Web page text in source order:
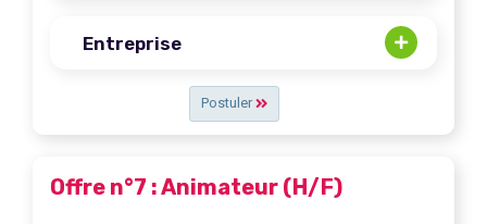
Postuler
Entreprise
Offre n°7 : Animateur (H/F)